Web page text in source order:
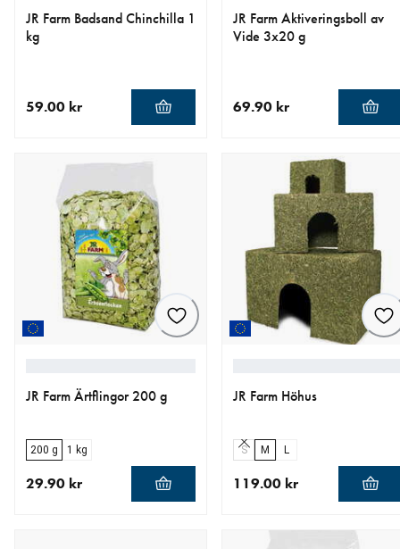
JR Farm Badsand Chinchilla 1
kg
59.00 kr
JR Farm Aktiveringsboll av
Vide 3x20 g
69.90 kr
JR Farm Ärtflingor 200 g
200 g 1 kg
29.90 kr
JR Farm Höhus
S M L
119.00 kr